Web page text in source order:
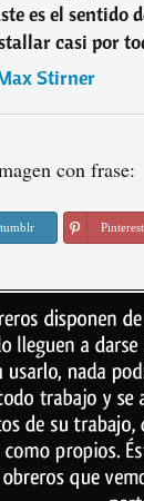
es el sentido
casi por
Stirner
con frase:
tumblr Pinterest